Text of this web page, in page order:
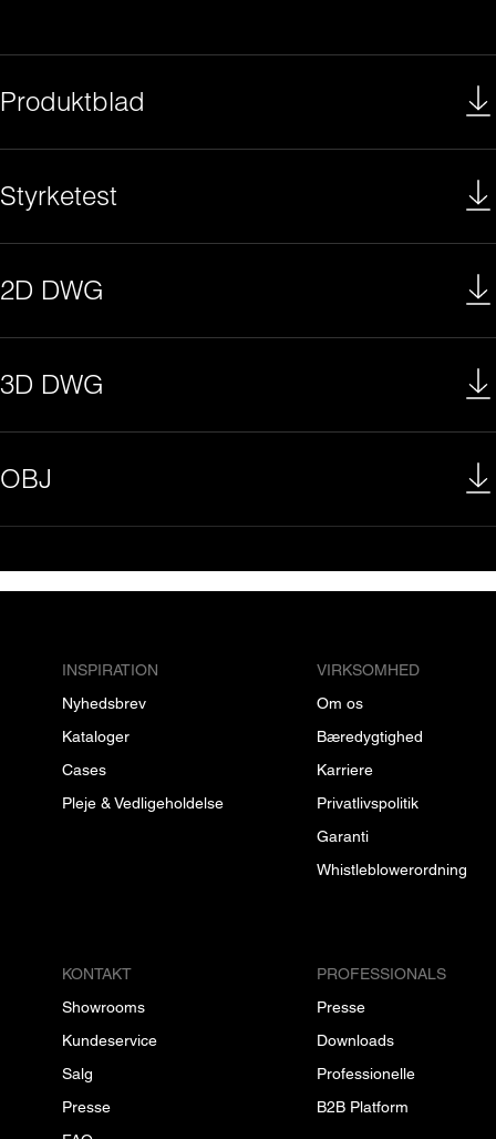
Produktblad
Styrketest
2D DWG
3D DWG
OBJ
INSPIRATION
Nyhedsbrev
Kataloger
Cases
Pleje & Vedligeholdelse
VIRKSOMHED
Om os
Bæredygtighed
Karriere
Privatlivspolitik
Garanti
Whistleblowerordning
KONTAKT
Showrooms
Kundeservice
Salg
Presse
PROFESSIONALS
Presse
Downloads
Professionelle
B2B Platform